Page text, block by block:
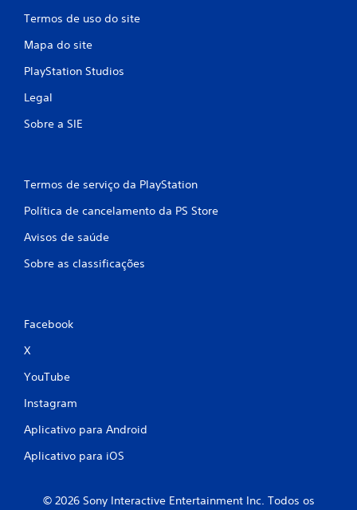
Termos de uso do site
Mapa do site
PlayStation Studios
Legal
Sobre a SIE
Termos de serviço da PlayStation
Política de cancelamento da PS Store
Avisos de saúde
Sobre as classificações
Facebook
X
YouTube
Instagram
Aplicativo para Android
Aplicativo para iOS
© 2026 Sony Interactive Entertainment Inc. Todos os